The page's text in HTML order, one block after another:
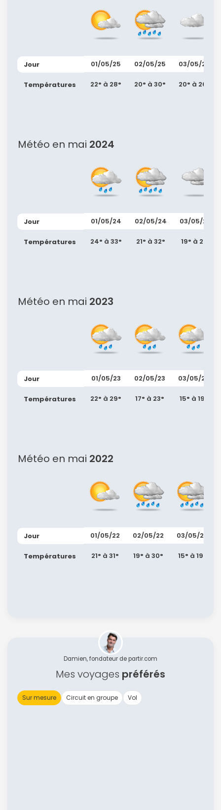
Jour
Températures
01/05/25
22° à 28°
02/05/25
20° à 30°
03/05/25
20° à 26°
Météo en mai 2024
Jour
Températures
01/05/24
24° à 33°
02/05/24
21° à 32°
03/05/24
19° à 27°
Météo en mai 2023
Jour
Températures
01/05/23
22° à 29°
02/05/23
17° à 23°
03/05/23
15° à 19°
Météo en mai 2022
Jour
Températures
01/05/22
21° à 31°
02/05/22
19° à 30°
03/05/22
15° à 19°
Damien, fondateur de partir.com
Mes voyages préférés
Sur mesure Circuit en groupe Vol
Continuer avec Apple
ou connectez-vous par mail
confidentialité.